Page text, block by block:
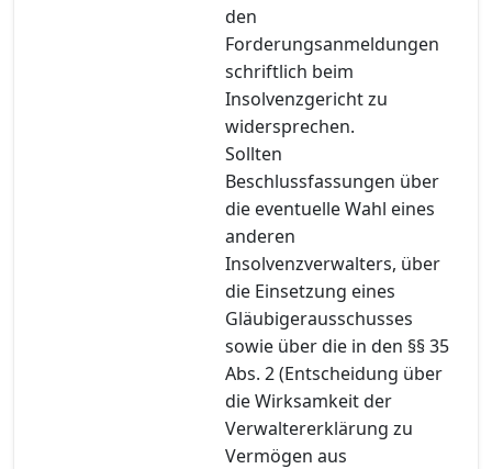
den
Forderungsanmeldungen
schriftlich beim
Insolvenzgericht zu
widersprechen.
Sollten
Beschlussfassungen über
die eventuelle Wahl eines
anderen
Insolvenzverwalters, über
die Einsetzung eines
Gläubigerausschusses
sowie über die in den §§ 35
Abs. 2 (Entscheidung über
die Wirksamkeit der
Verwaltererklärung zu
Vermögen aus